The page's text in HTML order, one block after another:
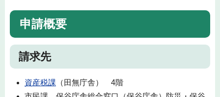
申請概要
請求先
資産税課 （田無庁舎） 4階